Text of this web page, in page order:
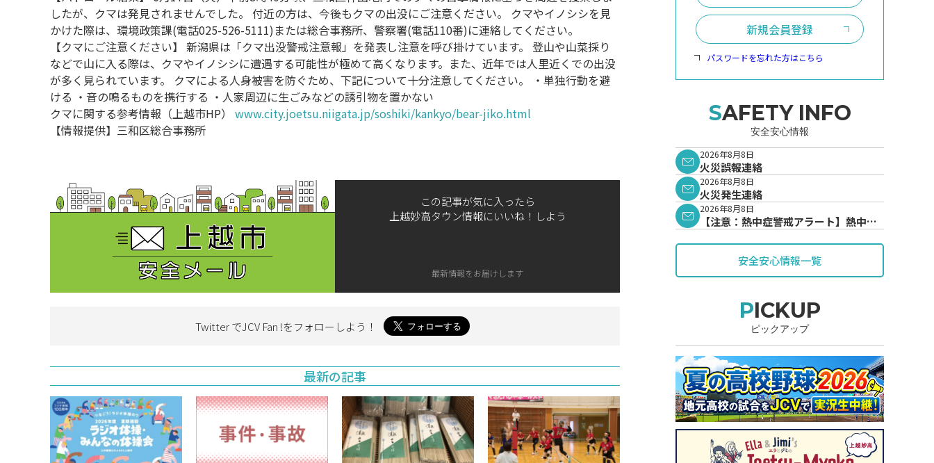
したが、クマは発見されませんでした。 付近の方は、今後もクマの出没にご注意ください。 クマやイノシシを見
かけた際は、環境政策課(電話025-526-5111)または総合事務所、警察署(電話110番)に連絡してください。
【クマにご注意ください】 新潟県は「クマ出没警戒注意報」を発表し注意を呼び掛けています。 登山や山菜採り
などで山に入る際は、クマやイノシシに遭遇する可能性が極めて高くなります。また、近年では人里近くでの出没
が多く見られています。 クマによる人身被害を防ぐため、下記について十分注意してください。 ・単独行動を避
ける ・音の鳴るものを携行する ・人家周辺に生ごみなどの誘引物を置かない
クマに関する参考情報（上越市HP） www.city.joetsu.niigata.jp/soshiki/kankyo/bear-jiko.html
【情報提供】三和区総合事務所
この記事が気に入ったら
上越妙高タウン情報にいいね！しよう
最新情報をお届けします
Twitter でJCV Fan !をフォローしよう！
最新の記事
新規会員登録
パスワードを忘れた方はこちら
SAFETY INFO
安全安心情報
2026年8月8日
火災誤報連絡
2026年8月8日
火災発生連絡
2026年8月8日
【注意：熱中症警戒アラート】熱中症
安全安心情報一覧
PICKUP
ピックアップ